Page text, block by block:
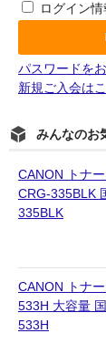
ログイン
パスワードを
新規ご入会は
みんなのお
CANON トナ
CRG-335BLK
335BLK
CANON トナ
533H 大容量
533H